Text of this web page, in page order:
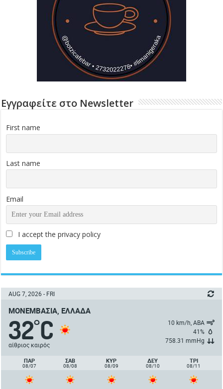
Εγγραφείτε στο Newsletter
First name
Last name
Email
I accept the privacy policy
AUG 7, 2026 - FRI
ΜΟΝΕΜΒΑΣΙΆ, ΕΛΛΆΔΑ
32°C
αίθριος καιρός
10 km/h, ΑΒΑ
41%
758.31 mmHg
ΠΑΡ
08/07
ΣΑΒ
08/08
ΚΥΡ
08/09
ΔΕΥ
08/10
ΤΡΙ
08/11